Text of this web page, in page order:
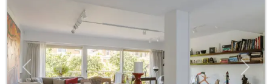
Previous Next